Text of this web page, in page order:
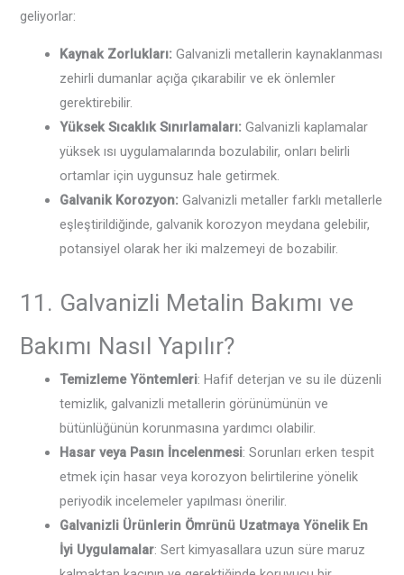
geliyorlar:
Kaynak Zorlukları:Galvanizli metallerin kaynaklanması
zehirli dumanlar açığa çıkarabilir ve ek önlemler
gerektirebilir.
Yüksek Sıcaklık Sınırlamaları: Galvanizli kaplamalar
yüksek ısı uygulamalarında bozulabilir, onları belirli
ortamlar için uygunsuz hale getirmek.
Galvanik Korozyon:Galvanizli metaller farklı metallerle
eşleştirildiğinde, galvanik korozyon meydana gelebilir,
potansiyel olarak her iki malzemeyi de bozabilir.
11. Galvanizli Metalin Bakımı ve
Bakımı Nasıl Yapılır?
Temizleme Yöntemleri: Hafif deterjan ve su ile düzenli
temizlik, galvanizli metallerin görünümünün ve
bütünlüğünün korunmasına yardımcı olabilir.
Hasar veya Pasın İncelenmesi: Sorunları erken tespit
etmek için hasar veya korozyon belirtilerine yönelik
periyodik incelemeler yapılması önerilir.
Galvanizli Ürünlerin Ömrünü Uzatmaya Yönelik En
İyi Uygulamalar: Sert kimyasallara uzun süre maruz